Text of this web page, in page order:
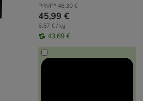
PRVP*46,30 €
45,99 €
6,57 € / kg
43,69 €